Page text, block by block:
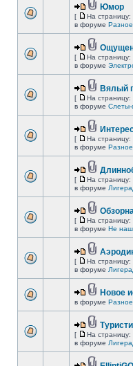
Юмор
[ На страницу:
в форуме Разное
[ На страницу:
в форуме
Вялый
[ На страницу:
в форуме Слеты-
[ На страницу:
в форуме Разное
[ На страницу:
в форуме
[ На страницу:
в форуме Не
[ На страницу:
в форуме
Новое
в форуме Разное
[ На страницу:
в форуме